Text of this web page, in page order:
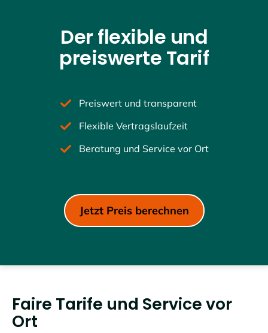
Der flexible und
preiswerte Tarif
Preiswert und transparent
Flexible Vertragslaufzeit
Beratung und Service vor Ort
Jetzt Preis berechnen
Faire Tarife und Service vor
Ort
Lesehilfe
Animationen